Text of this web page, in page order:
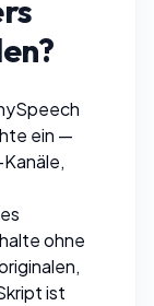
ein —
ohne
ist